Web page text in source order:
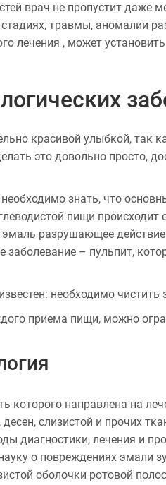
врач не пропустит даже
травмы, аномалии
лечения , может
красивой улыбкой, так
это довольно просто,
знать, что
пищи
разрушающее
заболевание – пульпит,
необходимо
приема пищи, можно
которого направлена на
слизистой и прочих
диагностики, лечения и
о повреждениях эмали
оболочки ротовой